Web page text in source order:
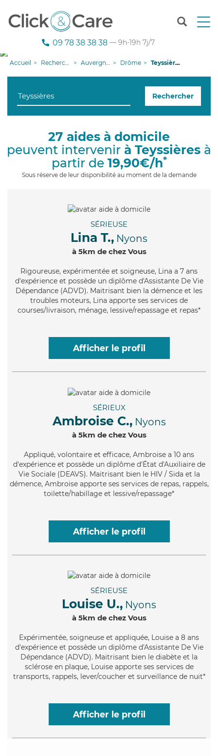
T
n
g
i
09 78 38 38 38 — 9h-19h 7j/7
Accueil Recherche aide à domicile Auvergne-Rhône-Alpes Drôme Teyssières
Rechercher
27 aides à domicile
peuvent intervenir à Teyssières à
partir de 19,90€/h*
Sous réserve de leur disponibilité au moment de la demande
SÉRIEUSE
Lina T., Nyons
à 5km de chez Vous
Rigoureuse, expérimentée et soigneuse, Lina a 7 ans
d'expérience et possède un diplôme d'Assistante De Vie
Dépendance (ADVD). Maitrisant bien la démence et les
troubles moteurs, Lina apporte ses services de
courses/livraison, ménage, lessive/repassage et repas*
Afficher le profil
SÉRIEUX
Ambroise C., Nyons
à 5km de chez Vous
Appliqué, volontaire et efficace, Ambroise a 10 ans
d'expérience et possède un diplôme d'État d'Auxiliaire de
Vie Sociale (DEAVS). Maitrisant bien le HIV / Sida et la
démence, Ambroise apporte ses services de repas, rappels,
toilette/habillage et lessive/repassage*
Afficher le profil
SÉRIEUSE
Louise U., Nyons
à 5km de chez Vous
Expérimentée, soigneuse et appliquée, Louise a 8 ans
d'expérience et possède un diplôme d'Assistante De Vie
Dépendance (ADVD). Maitrisant bien le diabète et la
sclérose en plaque, Louise apporte ses services de
transports, rappels, lever/coucher et surveillance de nuit*
Afficher le profil